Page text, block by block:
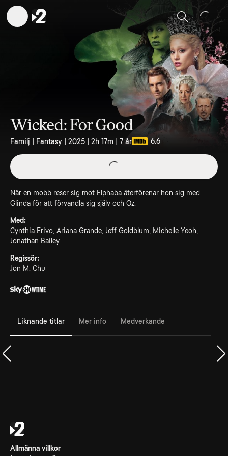
Sök
Wicked: For Good
Familj | Fantasy | 2025 | 2h 17m | 7 år 6.6
När en mobb reser sig mot Elphaba återförenar hon sig med
Glinda för att förvandla sig själv och Oz.
Med:
Cynthia Erivo, Ariana Grande, Jeff Goldblum, Michelle Yeoh,
Jonathan Bailey
Regissör:
Jon M. Chu
Liknande titlar Mer info Medverkande
Allmänna villkor